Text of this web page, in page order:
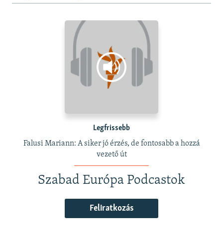
Legfrissebb
Falusi Mariann: A siker jó érzés, de fontosabb a hozzá
vezető út
Szabad Európa Podcastok
Feliratkozás